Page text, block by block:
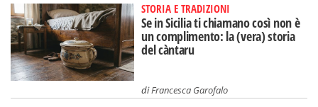
STORIA E TRADIZIONI
Se in Sicilia ti chiamano così non è
un complimento: la (vera) storia
del càntaru
diFrancesca Garofalo